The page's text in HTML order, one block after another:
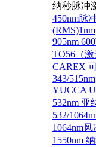
纳秒脉冲
450nm脉
(RMS)1nm
905nm
TO56（激
CAREX
343/515nm
YUCCA
532nm 亚
532/
1064nm
1550nm